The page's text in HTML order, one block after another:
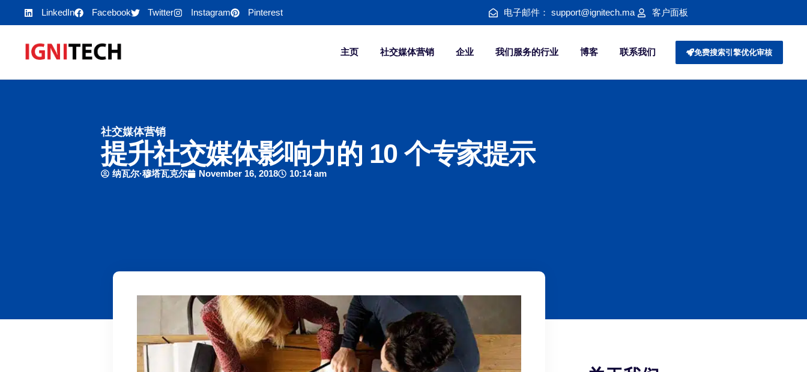
LinkedIn Facebook Twitter Instagram Pinterest 电子邮件： support@ignitech.ma 客户面板
主页 社交媒体营销 企业 我们服务的行业 博客 联系我们 免费搜索引擎优化审核
社交媒体营销
提升社交媒体影响力的 10 个专家提示
纳瓦尔·穆塔瓦克尔 November 16, 2018 10:14 am